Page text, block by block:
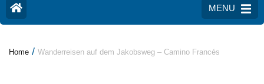
MENU
Home / Wanderreisen auf dem Jakobsweg – Camino Francés